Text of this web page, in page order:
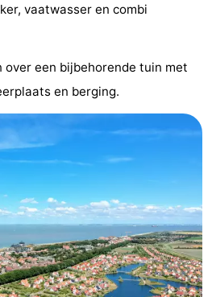
vaatwasser en combi
een bijbehorende tuin met
en berging.